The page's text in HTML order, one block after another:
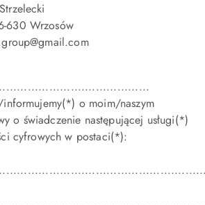
630 Wrzosów
o moim/naszym
o świadczenie następującej usługi(*)
cyfrowych w postaci(*):